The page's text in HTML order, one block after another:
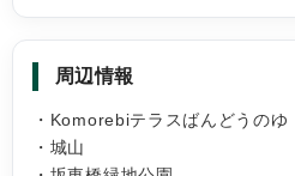
周辺情報
・Komorebiテラスばんどうのゆ
・城山